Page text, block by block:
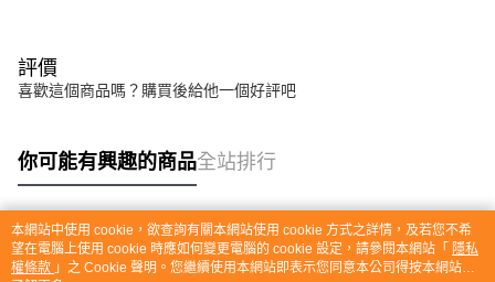
評價
喜歡這個商品嗎？購買後給他一個好評吧
你可能有興趣的商品全站排行
熱門標籤
本網站中使用 cookie，欲查詢有關本網站使用 cookie 方式之詳情，及若您不希
望在電腦上使用 cookie 時應如何變更電腦的 cookie 設定，請參閱本網站「 隱私
權條款 」之 Cookie 聲明。您繼續使用本網站即表示您同意本公司得按本網站使